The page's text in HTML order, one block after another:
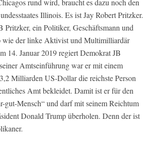
rund wird, braucht es dazu noch den
Illinois. Es ist Jay Robert Pritzker.
Pritzker, ein Politiker, Geschäftsmann und
wie der linke Aktivist und Multimilliardär
14. Januar 2019 regiert Demokrat JB
Amtseinführung war er mit einem
Milliarden US-Dollar die reichste Person
Amt bekleidet. Damit ist er für den
gut-Mensch“ und darf mit seinem Reichtum
Donald Trump überholen. Denn der ist